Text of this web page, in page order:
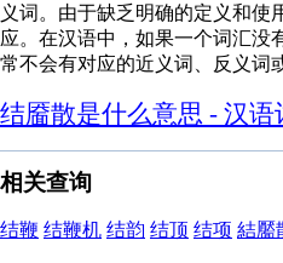
义词。由于缺乏明确的定义和使
应。在汉语中，如果一个词汇没
常不会有对应的近义词、反义词
结靥散是什么意思 - 汉语
相关查询
结鞭 结鞭机 结韵 结顶 结项 結靨